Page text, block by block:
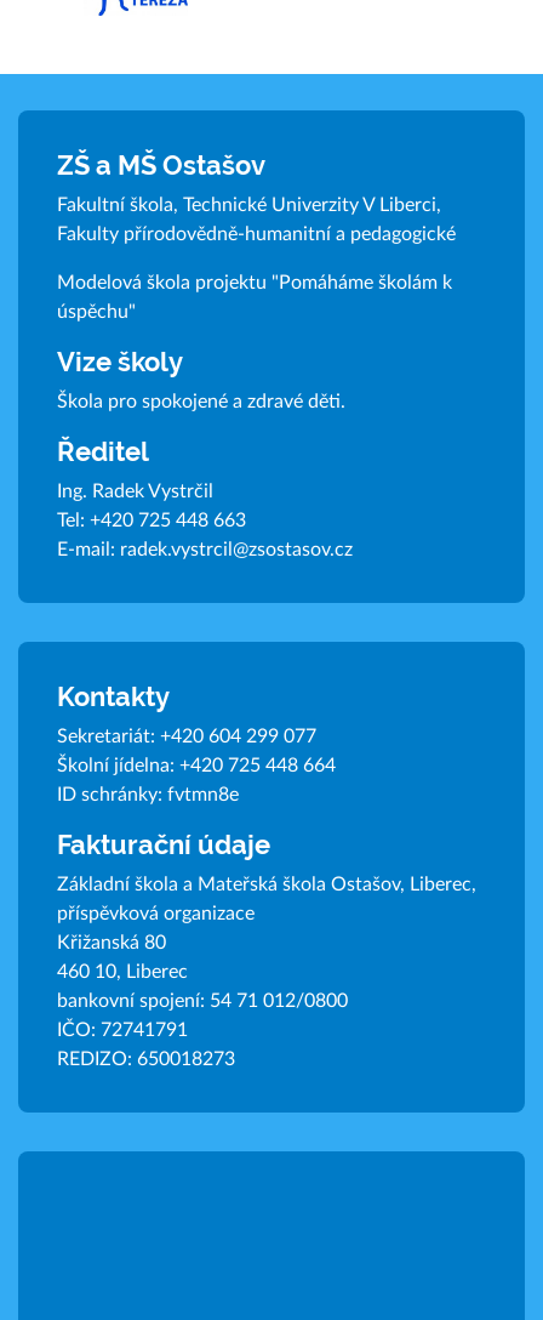
ZŠ a MŠ Ostašov
Fakultní škola, Technické Univerzity V Liberci,
Fakulty přírodovědně-humanitní a pedagogické
Modelová škola projektu "Pomáháme školám k
úspěchu"
Vize školy
Škola pro spokojené a zdravé děti.
Ředitel
Ing. Radek Vystrčil
Tel: +420 725 448 663
E-mail: radek.vystrcil@zsostasov.cz
Kontakty
Sekretariát: +420 604 299 077
Školní jídelna: +420 725 448 664
ID schránky: fvtmn8e
Fakturační údaje
Základní škola a Mateřská škola Ostašov, Liberec,
příspěvková organizace
Křižanská 80
460 10, Liberec
bankovní spojení: 54 71 012/0800
IČO: 72741791
REDIZO: 650018273